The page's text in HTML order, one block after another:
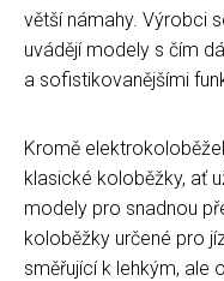
větší námahy. Výrobci
uvádějí modely s čím
a sofistikovanějšími
Kromě
klasické koloběžky, ať
modely pro snadnou
koloběžky určené pro
směřující k lehkým, ale